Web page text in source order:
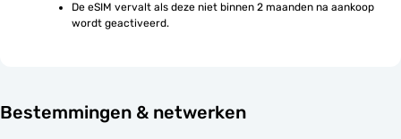
De eSIM vervalt als deze niet binnen 2 maanden na aankoop
wordt geactiveerd.
Bestemmingen & netwerken